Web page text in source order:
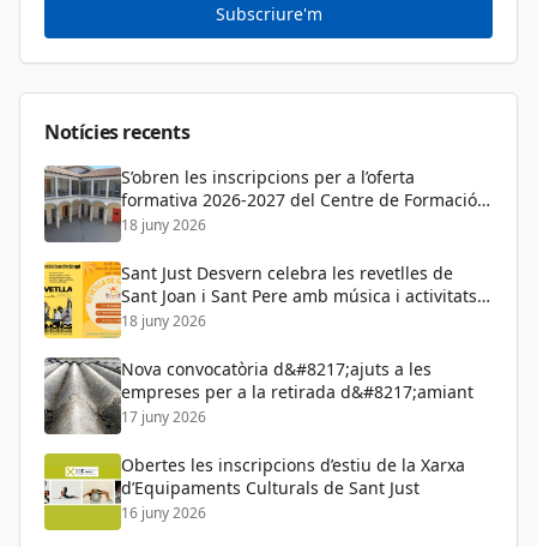
Diversitat Sexual i de Gènere
Dona
Subscriure'm
Notícies recents
S’obren les inscripcions per a l’oferta
formativa 2026-2027 del Centre de Formació
de Persones Adultes
18 juny 2026
Sant Just Desvern celebra les revetlles de
Sant Joan i Sant Pere amb música i activitats
per a tots els públics
18 juny 2026
Nova convocatòria d&#8217;ajuts a les
empreses per a la retirada d&#8217;amiant
17 juny 2026
Obertes les inscripcions d’estiu de la Xarxa
d’Equipaments Culturals de Sant Just
16 juny 2026